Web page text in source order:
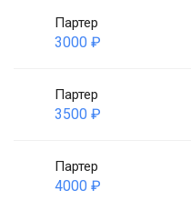
Партер
3000 ₽
Партер
3500 ₽
Партер
4000 ₽